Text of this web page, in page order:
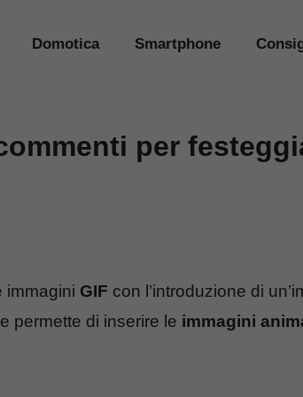
Domotica Smartphone
per
immagini GIF con l’introduzione di
permette di inserire le immagini